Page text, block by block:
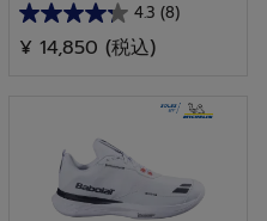
4.3 (8)
星
4.3
す。
¥ 14,850 (税込)